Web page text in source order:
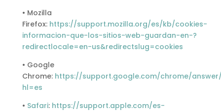
• Mozilla
Firefox: https://support.mozilla.org/es/kb/cookies-
informacion-que-los-sitios-web-guardan-en-?
redirectlocale=en-us&redirectslug=cookies
• Google
Chrome: https://support.google.com/chrome/
hl=es
• Safari: https://support.apple.com/es-